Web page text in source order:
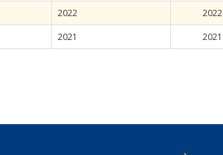
2022 2022
2021 2021